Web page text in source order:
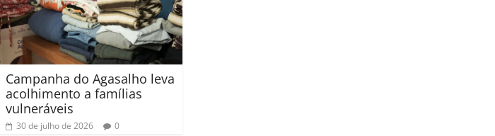
Campanha do Agasalho leva
acolhimento a famílias
vulneráveis
30 de julho de 2026 0